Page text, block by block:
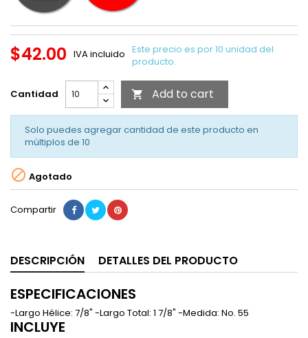
$42.00 IVA incluido Este precio es por 10 unidad del
producto.
Cantidad  Add to cart
Solo puedes agregar cantidad de este producto en
múltiplos de 10
 Agotado
Compartir
DESCRIPCIÓN DETALLES DEL PRODUCTO
ESPECIFICACIONES
-Largo Hélice: 7/8" -Largo Total: 1 7/8" -Medida: No. 55
INCLUYE